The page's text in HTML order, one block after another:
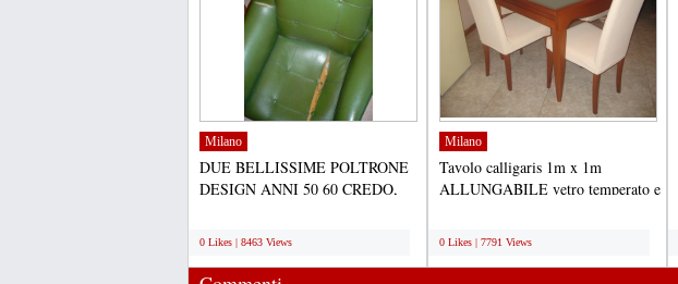
Milano
DUE BELLISSIME POLTRONE
DESIGN ANNI 50 60 CREDO,
0 Likes | 8463 Views
Milano
Tavolo calligaris 1m x 1m
ALLUNGABILE vetro temperato e
0 Likes | 7791 Views